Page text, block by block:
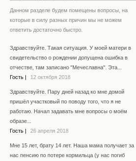
Данном разделе будем помещены вопросы, на
которые в силу разных причин мы не можем
ответить достаточно быстро.
Здравствуйте. Такая ситуация. У моей матери в
свидетельство о рождении допущена ошибка в
отчестве, там записано "Мечеславна". Эта...
Гость
12 октября 2018
Здравствуйте. Пару дней назад ко мне домой
пришёл участковый по поводу того, что я не
работаю. Начал задавать мне вопросы о моём
образе...
Гость
26 апреля 2018
Мне 15 лет, брату 14 лет. Наша мама получает за
нас пенсию по потере кормильца (у нас погиб